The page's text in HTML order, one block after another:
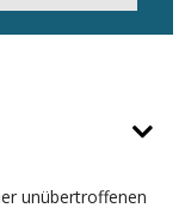
unübertroffenen